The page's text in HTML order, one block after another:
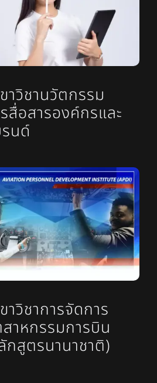
าวิชานวัตกรรม
สื่อสารองค์กรและ
นด์
าวิชาการจัดการ
าหกรรมการบิน
กสูตรนานาชาติ)